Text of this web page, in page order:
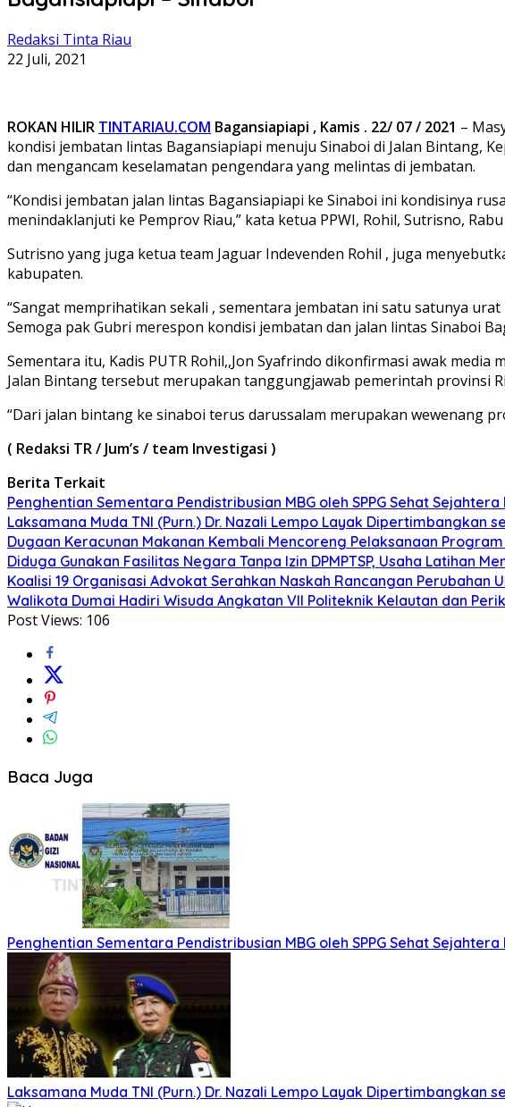
Redaksi Tinta Riau
22 Juli, 2021
ROKAN HILIR TINTARIAU.COM Bagansiapiapi , Kamis . 22/ 07 / 2021 –
kondisi jembatan lintas Bagansiapiapi menuju Sinaboi di Jalan Bintang,
dan mengancam keselamatan pengendara yang melintas di jembatan.
“Kondisi jembatan jalan lintas Bagansiapiapi ke Sinaboi ini kondisinya
menindaklanjuti ke Pemprov Riau,” kata ketua PPWI, Rohil, Sutrisno,
Sutrisno yang juga ketua team Jaguar Indevenden Rohil , juga
kabupaten.
“Sangat memprihatikan sekali , sementara jembatan ini satu satunya
Semoga pak Gubri merespon kondisi jembatan dan jalan lintas Sinaboi
Sementara itu, Kadis PUTR Rohil,,Jon Syafrindo dikonfirmasi awak
Jalan Bintang tersebut merupakan tanggungjawab pemerintah provinsi
“Dari jalan bintang ke sinaboi terus darussalam merupakan wewenang
( Redaksi TR / Jum’s / team Investigasi )
Berita Terkait
Penghentian Sementara Pendistribusian MBG oleh SPPG Sehat
Laksamana Muda TNI (Purn.) Dr. Nazali Lempo Layak
Dugaan Keracunan Makanan Kembali Mencoreng Pelaksanaan
Diduga Gunakan Fasilitas Negara Tanpa Izin DPMPTSP, Usaha Latihan
Koalisi 19 Organisasi Advokat Serahkan Naskah Rancangan
Walikota Dumai Hadiri Wisuda Angkatan VII Politeknik Kelautan dan
Post Views: 106
Baca Juga
Penghentian Sementara Pendistribusian MBG oleh SPPG Sehat
Laksamana Muda TNI (Purn.) Dr. Nazali Lempo Layak